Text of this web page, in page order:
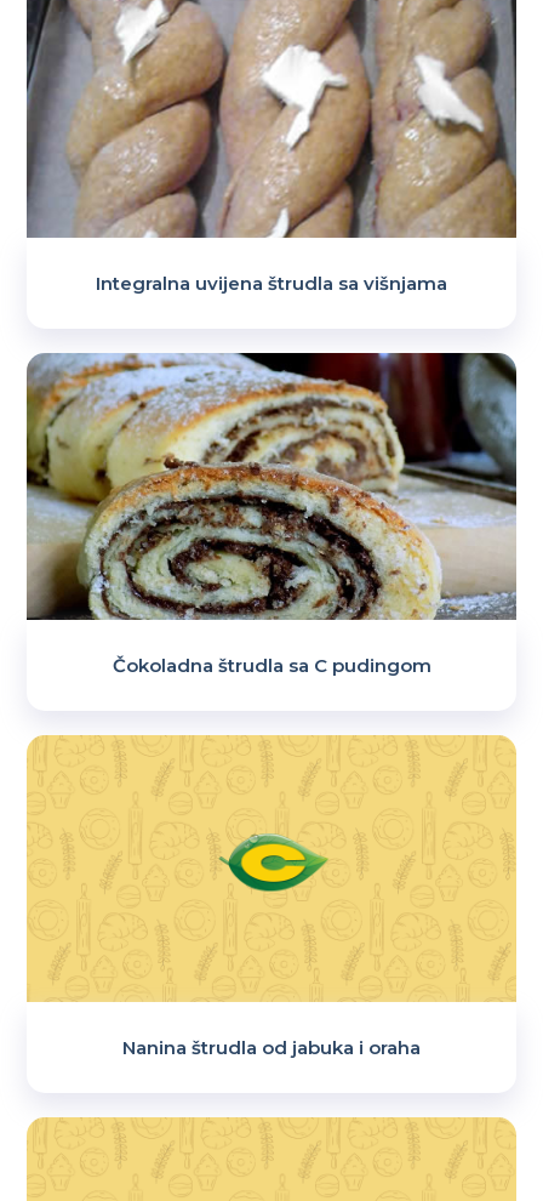
Integralna uvijena štrudla sa višnjama
Čokoladna štrudla sa C pudingom
Nanina štrudla od jabuka i oraha